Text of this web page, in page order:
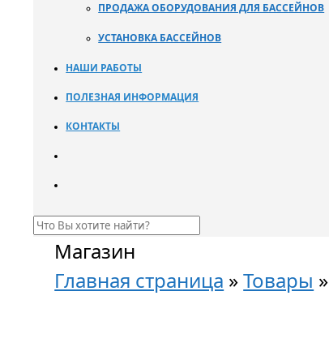
ПРОДАЖА ОБОРУДОВАНИЯ ДЛЯ БАССЕЙНОВ
УСТАНОВКА БАССЕЙНОВ
НАШИ РАБОТЫ
ПОЛЕЗНАЯ ИНФОРМАЦИЯ
КОНТАКТЫ
Магазин
Главная страница »Товары »